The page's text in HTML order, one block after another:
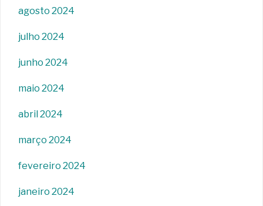
agosto 2024
julho 2024
junho 2024
maio 2024
abril 2024
março 2024
fevereiro 2024
janeiro 2024